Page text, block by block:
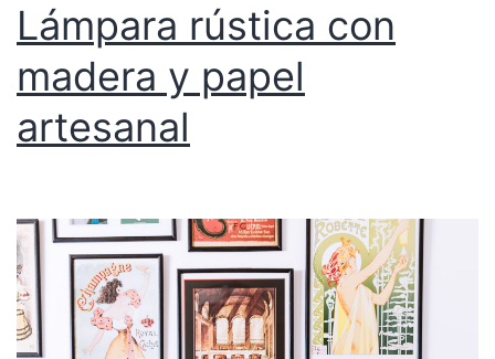
Lámpara rústica con
madera y papel
artesanal